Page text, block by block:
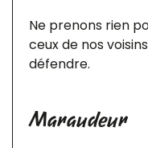
Ne prenons rien
ceux de nos
défendre.
Maraudeur